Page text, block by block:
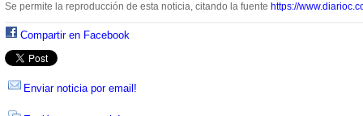
Se permite la reproducción de esta noticia, citando la fuente https://
Compartir en Facebook
Enviar noticia por email!